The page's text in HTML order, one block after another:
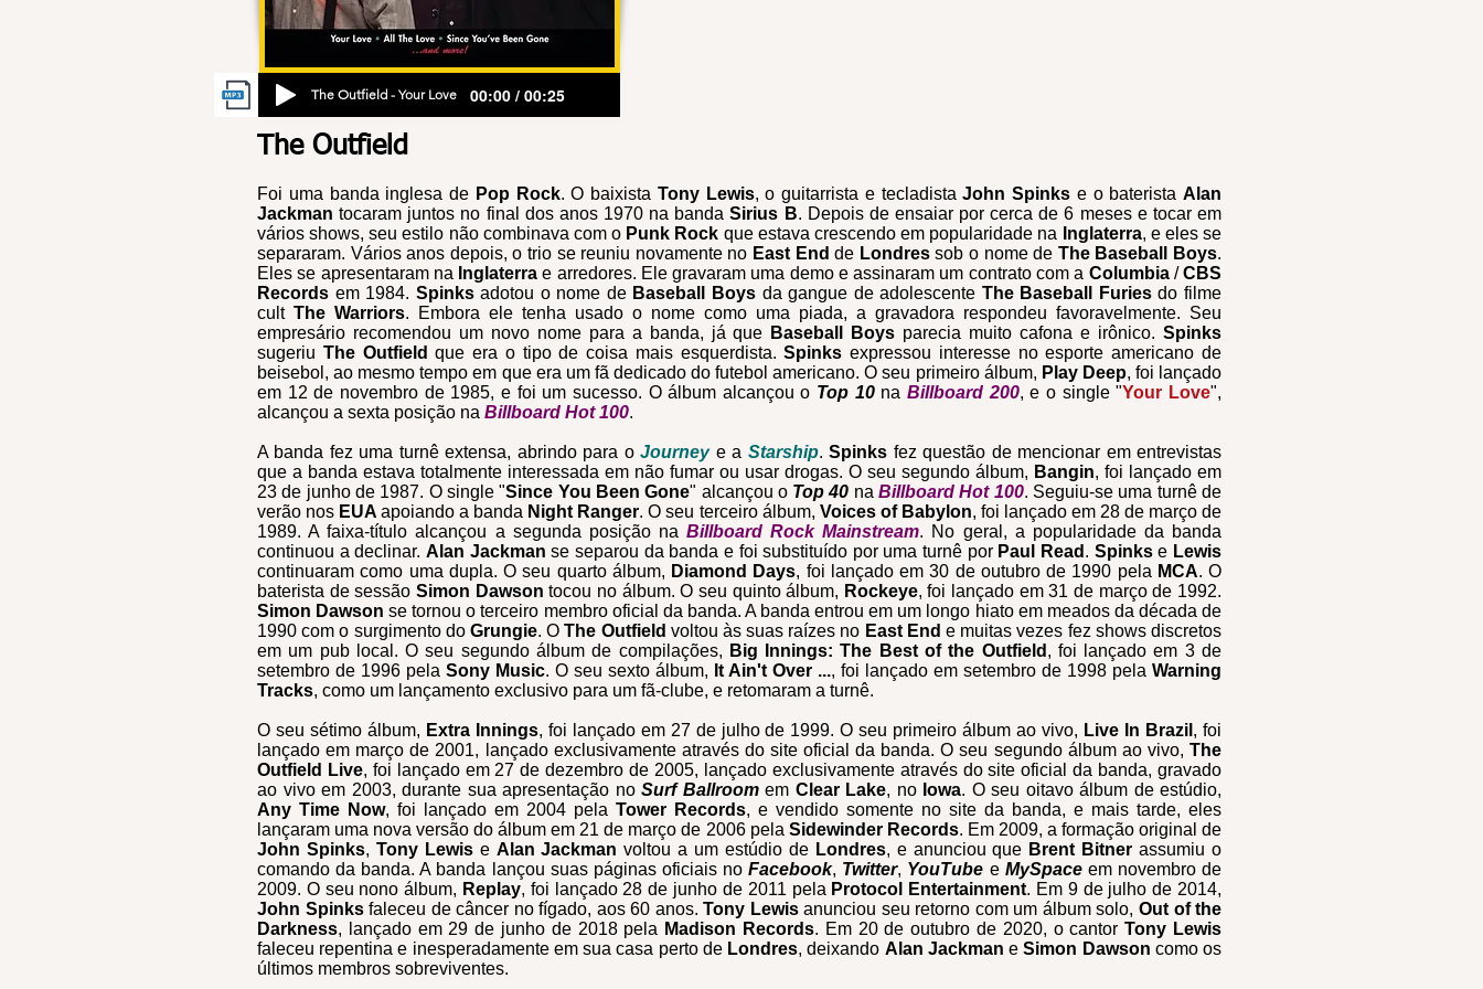
The Outfield - Your Love 00:00 / 00:25
The Outfield
Foi uma banda inglesa de Pop Rock. O baixista Tony Lewis, o guitarrista e tecladistaJohn Spinks e o baterista Alan
Jackman tocaram juntos no final dos anos 1970 na bandaSirius B. Depois de ensaiar por cerca de 6 meses e tocar em
vários shows, seu estilo não combinava com o Punk Rock que estava crescendo em popularidade na Inglaterra, e eles se
separaram. Vários anos depois, o trio se reuniu novamente no East End de Londressob o nome de The Baseball Boys.
Eles se apresentaram na Inglaterrae arredores. Elegravaram uma demo e assinaram um contrato com a Columbia/CBS
Records em 1984. Spinksadotou o nome de Baseball Boys da gangue de adolescente The Baseball Furiesdo filme
cult The Warriors. Embora ele tenha usado o nome como uma piada, a gravadora respondeu favoravelmente. Seu
empresário recomendou um novo nome para a banda, já que Baseball Boys parecia muito cafona e irônico.Spinks
sugeriu The Outfield que era o tipo de coisa mais esquerdista. Spinks expressou interesse no esporte americano de
beisebol, ao mesmo tempo em que era um fã dedicado do futebol americano. O seu primeiro álbum, Play Deep, foi lançado
em 12 de novembro de 1985, e foi um sucesso. O álbum alcançou o Top 10naBillboard 200, e o single "Your Love",
alcançou a sexta posição na Billboard Hot 100.
A banda fez uma turnê extensa, abrindo para oJourneye a Starship.Spinks fez questão de mencionar em entrevistas
que a banda estava totalmente interessada em não fumar ou usar drogas. O seu segundo álbum, Bangin, foi lançado em
23 de junho de 1987. O single "Since You Been Gone" alcançou o Top 40 naBillboard Hot 100. Seguiu-se uma turnê de
verão nos EUAapoiando a banda Night Ranger. O seu terceiro álbum, Voices of Babylon, foi lançado em 28 de março de
1989. A faixa-título alcançou a segunda posição na Billboard Rock Mainstream. No geral, a popularidade da banda
continuou a declinar. Alan Jackman se separou da banda e foi substituído por uma turnê por Paul Read . Spinkse Lewis
continuaram como uma dupla. O seu quarto álbum, Diamond Days, foi lançado em 30 de outubro de 1990 pela MCA. O
baterista de sessão Simon Dawson tocou no álbum. O seu quinto álbum, Rockeye, foi lançado em 31 de março de 1992.
Simon Dawson se tornou o terceiro membro oficial da banda. A banda entrou em um longo hiato em meados da década de
1990 com o surgimento do Grungie. OThe Outfield voltou às suas raízes no East End e muitas vezes fez shows discretos
em um pub local. O seu segundo álbum de compilações, Big Innings: The Best of the Outfield , foi lançado em 3 de
setembro de 1996 pela Sony Music. O seu sexto álbum, It Ain't Over ..., foi lançado em setembro de 1998 pela Warning
Tracks, como um lançamento exclusivo para um fã-clube, e retomaram a turnê.
O seu sétimo álbum, Extra Innings, foi lançado em 27 de julho de 1999. O seu primeiro álbum ao vivo, Live In Brazil , foi
lançado em março de 2001, lançado exclusivamente através do site oficial da banda. O seu segundo álbum ao vivo, The
Outfield Live, foi lançado em 27 de dezembro de 2005, lançado exclusivamente através do site oficial da banda, gravado
ao vivo em 2003, durante sua apresentação no Surf Ballroomem Clear Lake, no Iowa. O seu oitavo álbum de estúdio,
Any Time Now, foi lançado em 2004 pela Tower Records, e vendido somente no site da banda, e mais tarde, eles
lançaram uma nova versão do álbum em 21 de março de 2006 pela Sidewinder Records. Em 2009, a formação original de
John Spinks, Tony Lewise Alan Jackman voltou a um estúdio de Londres, e anunciou que Brent Bitner assumiu o
comando da banda. A banda lançou suas páginas oficiais noFacebook, Twitter, YouTube e MySpaceem novembro de
2009. O seu nono álbum, Replay, foi lançado 28 de junho de 2011 pela Protocol Entertainment. Em 9 de julho de 2014,
John Spinksfaleceu de câncer no fígado, aos 60 anos.Tony Lewisanunciou seu retorno com um álbum solo, Out of the
Darkness, lançado em 29 de junho de 2018 pela Madison Records. Em 20 de outubro de 2020, o cantorTony Lewis
faleceu repentina e inesperadamente em sua casa perto de Londres, deixando Alan Jackman eSimon Dawson como os
últimos membros sobreviventes.